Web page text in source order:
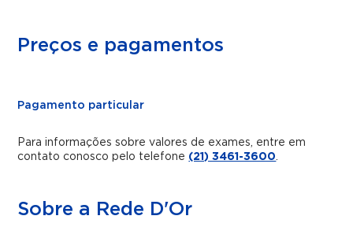
Preços e pagamentos
Pagamento particular
Para informações sobre valores de exames, entre em
contato conosco pelo telefone (21) 3461-3600.
Sobre a Rede D'Or